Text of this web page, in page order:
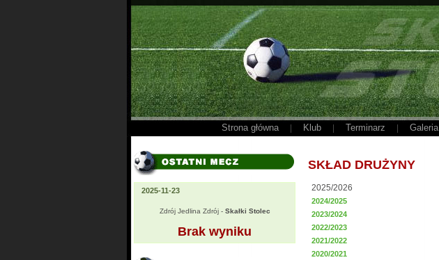
Strona główna Klub Terminarz Galeria
2025-11-23
Zdrój Jedlina Zdrój - Skałki Stolec
Brak wyniku
SKŁAD DRUŻYNY
2025/2026
2024/2025
2023/2024
2022/2023
2021/2022
2020/2021